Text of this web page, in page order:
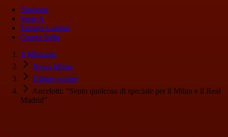
Stagione
Serie A
Europa League
Coppa Italia
Il Milanista
News Milan
Ultime notizie
Ancelotti: “Sento qualcosa di speciale per il Milan e il Real
Madrid”